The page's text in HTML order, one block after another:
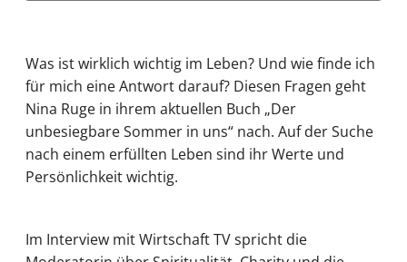
Was ist wirklich wichtig im Leben? Und wie finde ich
für mich eine Antwort darauf? Diesen Fragen geht
Nina Ruge in ihrem aktuellen Buch „Der
unbesiegbare Sommer in uns“ nach. Auf der Suche
nach einem erfüllten Leben sind ihr Werte und
Persönlichkeit wichtig.
Im Interview mit Wirtschaft TV spricht die